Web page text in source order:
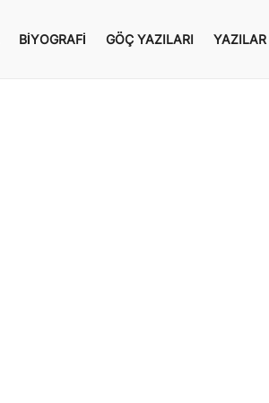
BIYOGRAFI GÖÇ YAZILARI YAZILAR